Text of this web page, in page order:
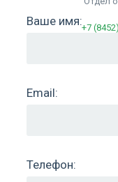
+7 (8452)
Ваше имя:
Email:
Телефон: